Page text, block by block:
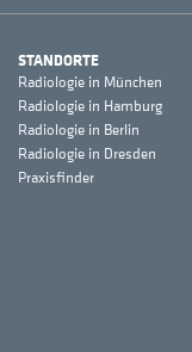
STANDORTE
Radiologie in München
Radiologie in Hamburg
Radiologie in Berlin
Radiologie in Dresden
Praxisfinder